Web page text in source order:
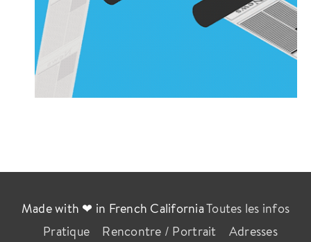
Made with ❤ in French CaliforniaToutes les infos
Pratique
Rencontre / Portrait Adresses